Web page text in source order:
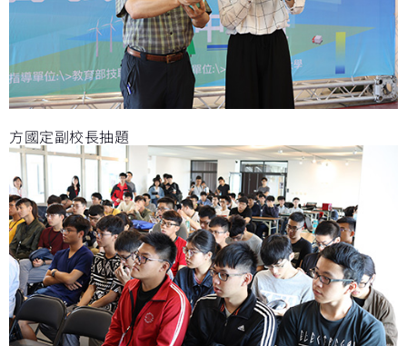
方國定副校長抽題